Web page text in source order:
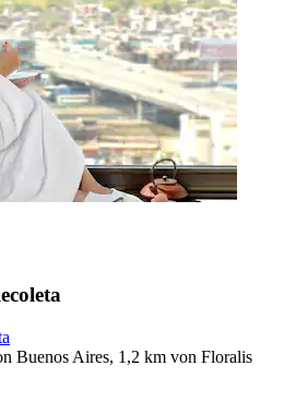
Buenos Aires, 1,2 km von Floralis